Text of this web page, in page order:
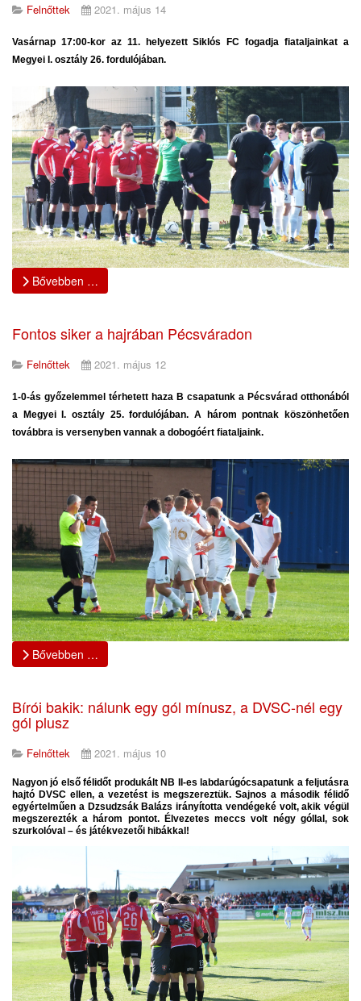
Felnőttek 2021. május 14
Vasárnap 17:00-kor az 11. helyezett Siklós FC fogadja fiataljainkat a
Megyei I. osztály 26. fordulójában.
Bővebben …
Fontos siker a hajrában Pécsváradon
Felnőttek 2021. május 12
1-0-ás győzelemmel térhetett haza B csapatunk a Pécsvárad otthonából
a Megyei I. osztály 25. fordulójában. A három pontnak köszönhetően
továbbra is versenyben vannak a dobogóért fiataljaink.
Bővebben …
Bírói bakik: nálunk egy gól mínusz, a DVSC-nél egy
gól plusz
Felnőttek 2021. május 10
Nagyon jó első félidőt produkált NB II-es labdarúgócsapatunk a feljutásra
hajtó DVSC ellen, a vezetést is megszereztük. Sajnos a második félidő
egyértelműen a Dzsudzsák Balázs irányította vendégeké volt, akik végül
megszerezték a három pontot. Élvezetes meccs volt négy góllal, sok
szurkolóval – és játékvezetői hibákkal!